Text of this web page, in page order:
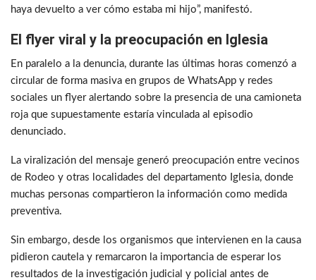
haya devuelto a ver cómo estaba mi hijo”, manifestó.
El flyer viral y la preocupación en Iglesia
En paralelo a la denuncia, durante las últimas horas comenzó a
circular de forma masiva en grupos de WhatsApp y redes
sociales un flyer alertando sobre la presencia de una camioneta
roja que supuestamente estaría vinculada al episodio
denunciado.
La viralización del mensaje generó preocupación entre vecinos
de Rodeo y otras localidades del departamento Iglesia, donde
muchas personas compartieron la información como medida
preventiva.
Sin embargo, desde los organismos que intervienen en la causa
pidieron cautela y remarcaron la importancia de esperar los
resultados de la investigación judicial y policial antes de